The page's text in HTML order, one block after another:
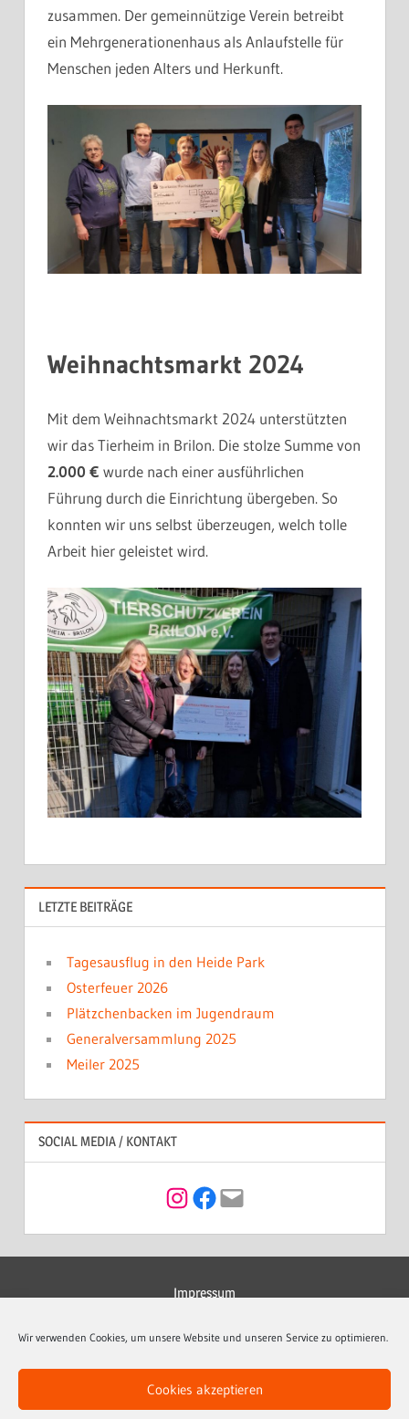
Wir verwenden Cookies, um unsere Website und unseren Service zu optimieren.
Cookies akzeptieren
zusammen. Der gemeinnützige Verein betreibt
ein Mehrgenerationenhaus als Anlaufstelle für
Menschen jeden Alters und Herkunft.
Weihnachtsmarkt 2024
Mit dem Weihnachtsmarkt 2024 unterstützten
wir das Tierheim in Brilon. Die stolze Summe von
2.000 € wurde nach einer ausführlichen
Führung durch die Einrichtung übergeben. So
konnten wir uns selbst überzeugen, welch tolle
Arbeit hier geleistet wird.
LETZTE BEITRÄGE
Tagesausflug in den Heide Park
Osterfeuer 2026
Plätzchenbacken im Jugendraum
Generalversammlung 2025
Meiler 2025
SOCIAL MEDIA / KONTAKT
Instagram
Facebook
Mail
Impressum
Datenschutzerklärung
Kontakt
Cookie-Richtlinie (EU)